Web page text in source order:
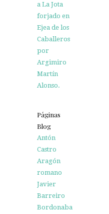
a La Jota
forjado en
Ejea de los
Caballeros
por
Argimiro
Martín
Alonso.
Páginas
Blog
Antón
Castro
Aragón
romano
Javier
Barreiro
Bordonaba